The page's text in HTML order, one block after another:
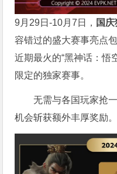
9月29日-10月7日， 国
容错过的盛大赛事亮点
近期最火的“黑神话：悟
限定的独家赛事。
无需与各国玩家抢
机会斩获额外丰厚奖励。